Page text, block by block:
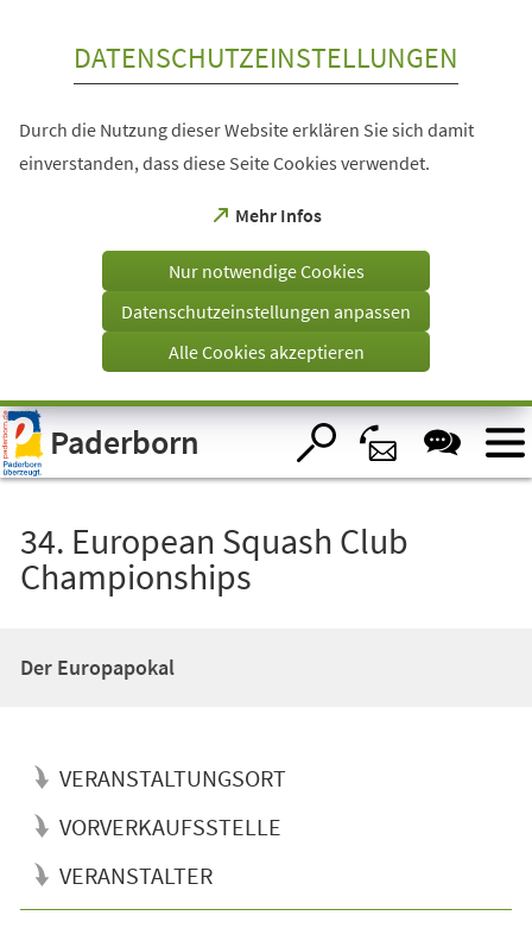
Visuelle
Assistenzsoftware
öffnen.
DATENSCHUTZEINSTELLUNGEN
Durch die Nutzung dieser Website erklären Sie sich damit
einverstanden, dass diese Seite Cookies verwendet.
Mehr Infos
(Öffnet
einem
Tab)
Nur notwendige Cookies
Datenschutzeinstellungen anpassen
Alle Cookies akzeptieren
Paderborn
34. European Squash Club
Championships
Der Europapokal
VERANSTALTUNGSORT
VORVERKAUFSSTELLE
VERANSTALTER